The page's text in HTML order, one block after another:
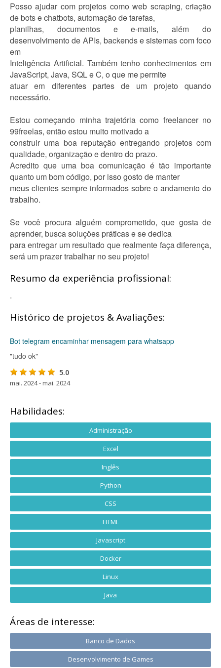
Posso ajudar com projetos como web scraping, criação
de bots e chatbots, automação de tarefas,
planilhas, documentos e e-mails, além do
desenvolvimento de APIs, backends e sistemas com foco
em
Inteligência Artificial. Também tenho conhecimentos em
JavaScript, Java, SQL e C, o que me permite
atuar em diferentes partes de um projeto quando
necessário.
Estou começando minha trajetória como freelancer no
99freelas, então estou muito motivado a
construir uma boa reputação entregando projetos com
qualidade, organização e dentro do prazo.
Acredito que uma boa comunicação é tão importante
quanto um bom código, por isso gosto de manter
meus clientes sempre informados sobre o andamento do
trabalho.
Se você procura alguém comprometido, que gosta de
aprender, busca soluções práticas e se dedica
para entregar um resultado que realmente faça diferença,
será um prazer trabalhar no seu projeto!
Resumo da experiência profissional:
.
Histórico de projetos & Avaliações:
Bot telegram encaminhar mensagem para whatsapp
"tudo ok"
5.0
mai. 2024 - mai. 2024
Habilidades:
Administração
Excel
Inglês
Python
CSS
HTML
Javascript
Docker
Linux
Java
Áreas de interesse:
Banco de Dados
Desenvolvimento de Games